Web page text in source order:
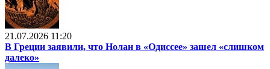
21.07.2026 11:20
В Греции заявили, что Нолан в «Одиссее» зашел «слишком
далеко»